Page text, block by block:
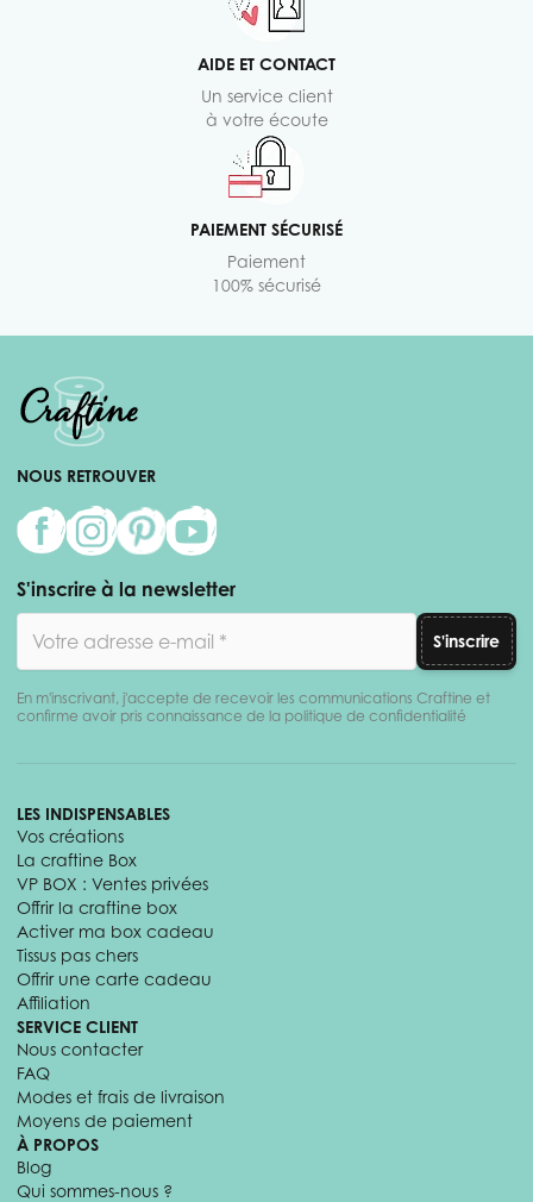
AIDE ET CONTACT
Un service client
à votre écoute
PAIEMENT SÉCURISÉ
Paiement
100% sécurisé
NOUS RETROUVER
S'inscrire à la newsletter
S'inscrire
En m'inscrivant, j'accepte de recevoir les communications Craftine et
confirme avoir pris connaissance de la politique de confidentialité
LES INDISPENSABLES
Vos créations
La craftine Box
VP BOX : Ventes privées
Offrir la craftine box
Activer ma box cadeau
Tissus pas chers
Offrir une carte cadeau
Affiliation
SERVICE CLIENT
Nous contacter
FAQ
Modes et frais de livraison
Moyens de paiement
À PROPOS
Blog
Qui sommes-nous ?